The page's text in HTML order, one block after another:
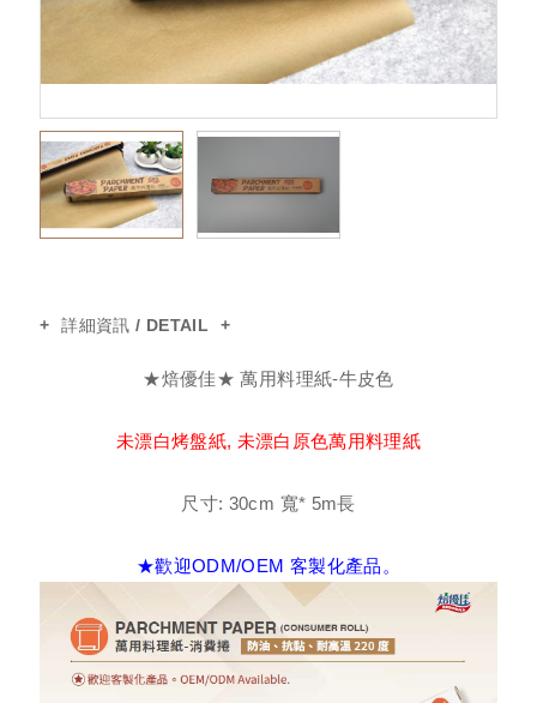
淋膜紙(L袋/漢堡紙/帕里尼袋)
瑞士捲紙 (白報紙/蛋捲捲紙)
牛卡紙托
蛋糕墊
蛋糕紙(圍邊紙/蛋糕底紙)
有耳烘焙紙
詳細資訊 / DETAIL
★焙優佳★ 萬用料理紙-牛皮色
未漂白烤盤紙, 未漂白原色萬用料理紙
尺寸: 30cm 寬* 5m長
★歡迎ODM/OEM 客製化產品。